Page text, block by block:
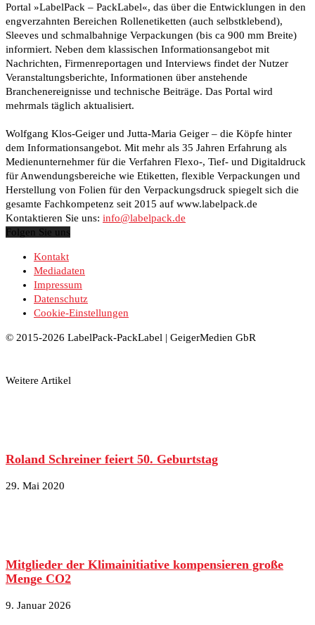
Portal »LabelPack – PackLabel«, das über die Entwicklungen in den
engverzahnten Bereichen Rollenetiketten (auch selbstklebend),
Sleeves und schmalbahnige Verpackungen (bis ca 900 mm Breite)
informiert. Neben dem klassischen Informationsangebot mit
Nachrichten, Firmenreportagen und Interviews findet der Nutzer
Veranstaltungsberichte, Informationen über anstehende
Branchenereignisse und technische Beiträge. Das Portal wird
mehrmals täglich aktualisiert.
Wolfgang Klos-Geiger und Jutta-Maria Geiger – die Köpfe hinter
dem Informationsangebot. Mit mehr als 35 Jahren Erfahrung als
Medienunternehmer für die Verfahren Flexo-, Tief- und Digitaldruck
für Anwendungsbereiche wie Etiketten, flexible Verpackungen und
Herstellung von Folien für den Verpackungsdruck spiegelt sich die
gesamte Fachkompetenz seit 2015 auf www.labelpack.de
Kontaktieren Sie uns: info@labelpack.de
Folgen Sie uns
Kontakt
Mediadaten
Impressum
Datenschutz
Cookie-Einstellungen
© 2015-2026 LabelPack-PackLabel | GeigerMedien GbR
Weitere Artikel
Roland Schreiner feiert 50. Geburtstag
29. Mai 2020
Mitglieder der Klimainitiative kompensieren große
Menge CO2
9. Januar 2026